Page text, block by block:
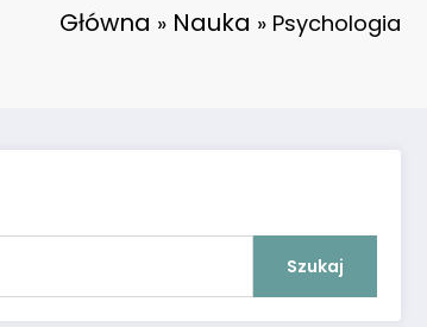
Główna » Nauka » Psychologia
Szukaj